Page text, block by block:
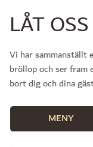
LÅT
Vi har sammanställt
bröllop och ser fram
bort dig och dina
MENY